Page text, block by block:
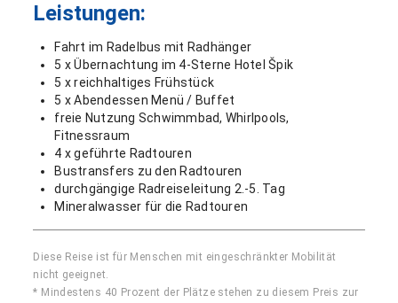
Leistungen:
Fahrt im Radelbus mit Radhänger
5 x Übernachtung im 4-Sterne Hotel Špik
5 x reichhaltiges Frühstück
5 x Abendessen Menü / Buffet
freie Nutzung Schwimmbad, Whirlpools,
Fitnessraum
4 x geführte Radtouren
Bustransfers zu den Radtouren
durchgängige Radreiseleitung 2.-5. Tag
Mineralwasser für die Radtouren
Diese Reise ist für Menschen mit eingeschränkter Mobilität
nicht geeignet.
* Mindestens 40 Prozent der Plätze stehen zu diesem Preis zur